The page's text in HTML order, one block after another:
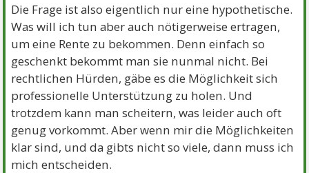
Die Frage ist also eigentlich nur eine hypothetische.
Was will ich tun aber auch nötigerweise ertragen,
um eine Rente zu bekommen. Denn einfach so
geschenkt bekommt man sie nunmal nicht. Bei
rechtlichen Hürden, gäbe es die Möglichkeit sich
professionelle Unterstützung zu holen. Und
trotzdem kann man scheitern, was leider auch oft
genug vorkommt. Aber wenn mir die Möglichkeiten
klar sind, und da gibts nicht so viele, dann muss ich
mich entscheiden.